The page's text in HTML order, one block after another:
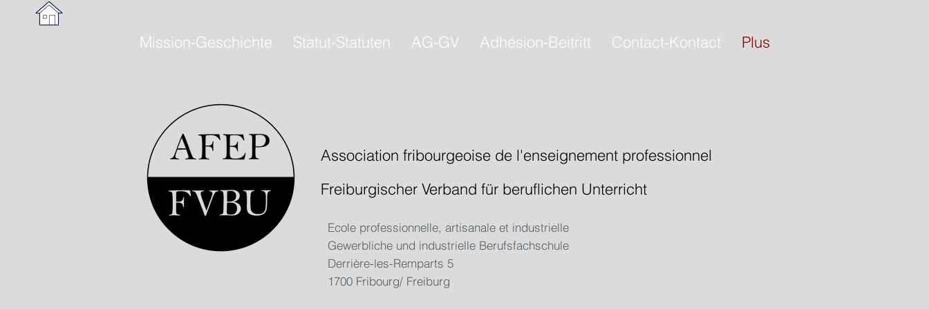
Mission-Geschichte Statut-Statuten AG-GV Adhésion-Beitritt Contact-Kontact Plus
Ecole professionnelle, artisanale et industrielle
Gewerbliche und industrielle Berufsfachschule
Derrière-les-Remparts 5
1700 Fribourg/ Freiburg
Association fribourgeoise de l'enseignement professionnel
Freiburgischer Verband für beruflichen Unterricht